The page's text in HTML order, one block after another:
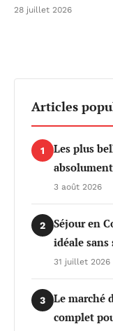
28 juillet 2026
Articles
1
Les plus
absolument
3 août 2026
2
Séjour en
idéale sans
31 juillet 2026
3
Le marché
complet